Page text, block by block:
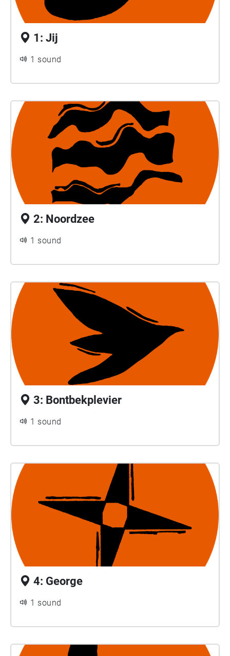
1: Jij
1 sound
2: Noordzee
1 sound
3: Bontbekplevier
1 sound
4: George
1 sound